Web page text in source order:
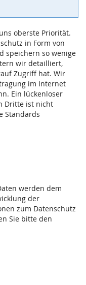
oberste Priorität.
in Form von
speichern so wenige
wir detailliert,
Zugriff hat. Wir
im Internet
Ein lückenloser
Dritte ist nicht
Standards
werden dem
der
zum Datenschutz
Sie bitte den